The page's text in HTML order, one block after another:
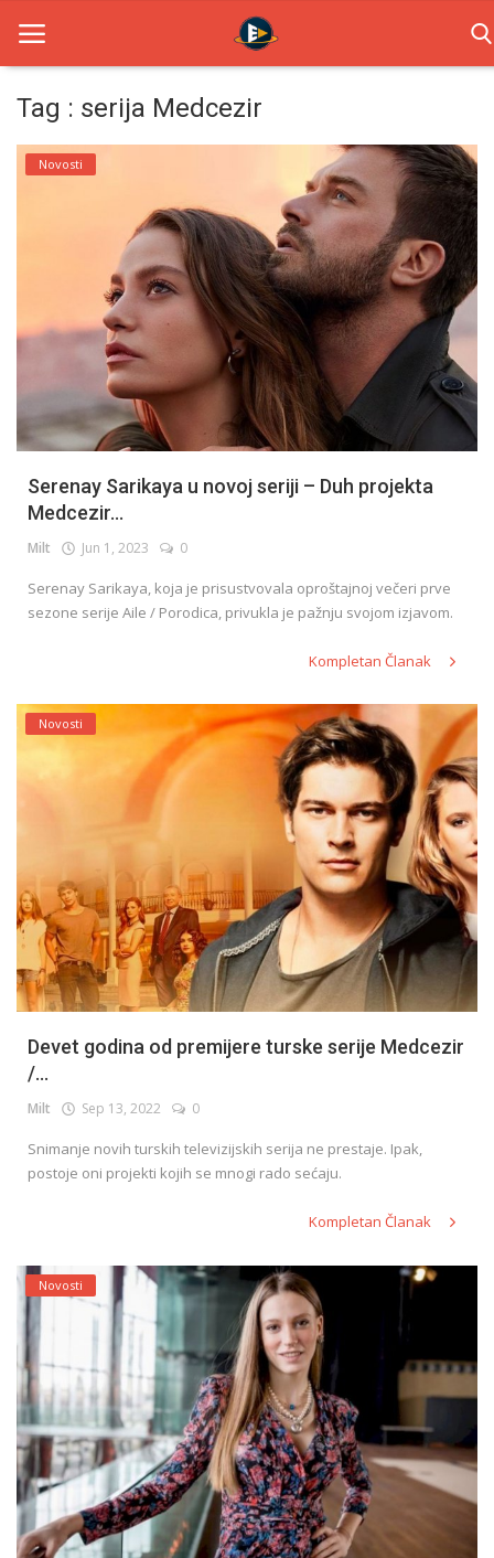
Home
Glumci
Contact
Login
Register
Tag : serija Medcezir
Novosti
Serenay Sarikaya u novoj seriji – Duh projekta
Medcezir...
Milt Jun 1, 2023 0
Serenay Sarikaya, koja je prisustvovala oproštajnoj večeri prve
sezone serije Aile / Porodica, privukla je pažnju svojom izjavom.
Kompletan Članak
Novosti
Devet godina od premijere turske serije Medcezir
/...
Milt Sep 13, 2022 0
Snimanje novih turskih televizijskih serija ne prestaje. Ipak,
postoje oni projekti kojih se mnogi rado sećaju.
Kompletan Članak
Novosti